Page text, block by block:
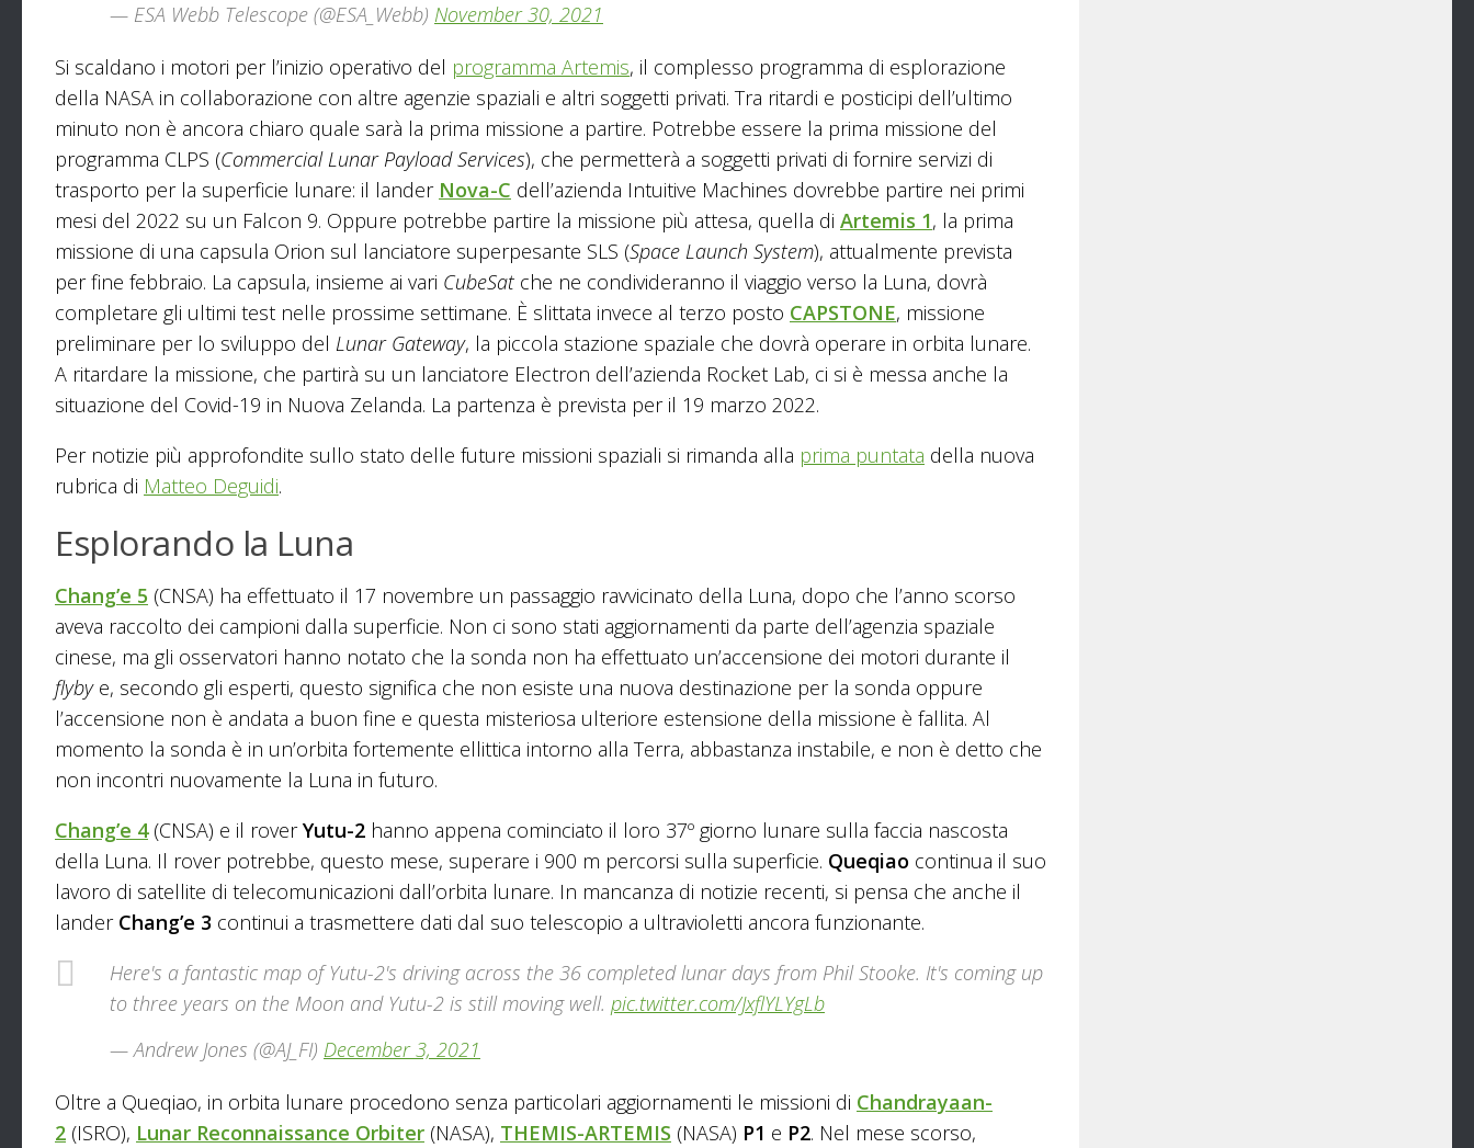
— ESA Webb Telescope (@ESA_Webb) November 30, 2021
Si scaldano i motori per l’inizio operativo del programma Artemis, il complesso programma di esplorazione
della NASA in collaborazione con altre agenzie spaziali e altri soggetti privati. Tra ritardi e posticipi dell’ultimo
minuto non è ancora chiaro quale sarà la prima missione a partire. Potrebbe essere la prima missione del
programma CLPS (Commercial Lunar Payload Services), che permetterà a soggetti privati di fornire servizi di
trasporto per la superficie lunare: il lander Nova-C dell’azienda Intuitive Machines dovrebbe partire nei primi
mesi del 2022 su un Falcon 9. Oppure potrebbe partire la missione più attesa, quella di Artemis 1, la prima
missione di una capsula Orion sul lanciatore superpesante SLS (Space Launch System), attualmente prevista
per fine febbraio. La capsula, insieme ai vari CubeSat che ne condivideranno il viaggio verso la Luna, dovrà
completare gli ultimi test nelle prossime settimane. È slittata invece al terzo posto CAPSTONE, missione
preliminare per lo sviluppo del Lunar Gateway, la piccola stazione spaziale che dovrà operare in orbita lunare.
A ritardare la missione, che partirà su un lanciatore Electron dell’azienda Rocket Lab, ci si è messa anche la
situazione del Covid-19 in Nuova Zelanda. La partenza è prevista per il 19 marzo 2022.
Per notizie più approfondite sullo stato delle future missioni spaziali si rimanda alla prima puntata della nuova
rubrica di Matteo Deguidi.
Esplorando la Luna
Chang’e 5 (CNSA) ha effettuato il 17 novembre un passaggio ravvicinato della Luna, dopo che l’anno scorso
aveva raccolto dei campioni dalla superficie. Non ci sono stati aggiornamenti da parte dell’agenzia spaziale
cinese, ma gli osservatori hanno notato che la sonda non ha effettuato un’accensione dei motori durante il
flybye, secondo gli esperti, questo significa che non esiste una nuova destinazione per la sonda oppure
l’accensione non è andata a buon fine e questa misteriosa ulteriore estensione della missione è fallita. Al
momento la sonda è in un’orbita fortemente ellittica intorno alla Terra, abbastanza instabile, e non è detto che
non incontri nuovamente la Luna in futuro.
Chang’e 4(CNSA) e il roverYutu-2 hanno appena cominciato il loro 37º giorno lunare sulla faccia nascosta
della Luna. Il rover potrebbe, questo mese, superare i 900 m percorsi sulla superficie. Queqiao continua il suo
lavoro di satellite di telecomunicazioni dall’orbita lunare. In mancanza di notizie recenti, si pensa che anche il
lander Chang’e 3 continui a trasmettere dati dal suo telescopio a ultravioletti ancora funzionante.
Here's a fantastic map of Yutu-2's driving across the 36 completed lunar days from Phil Stooke. It's coming up
to three years on the Moon and Yutu-2 is still moving well. pic.twitter.com/JxflYLYgLb
— Andrew Jones (@AJ_FI) December 3, 2021
Oltre a Queqiao, in orbita lunare procedono senza particolari aggiornamenti le missioni di Chandrayaan-
2 (ISRO), Lunar Reconnaissance Orbiter (NASA), THEMIS-ARTEMIS (NASA) P1 e P2. Nel mese scorso,